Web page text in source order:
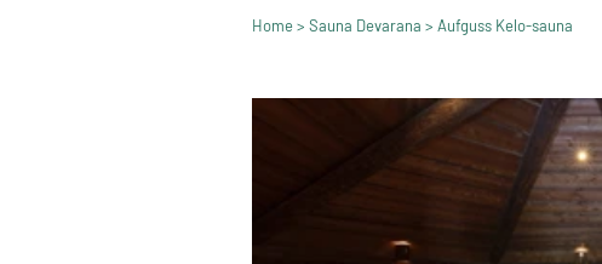
Home> Sauna Devarana > Aufguss Kelo-sauna